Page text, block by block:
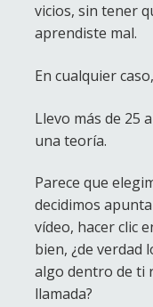
vicios, sin tener
aprendiste mal.
En cualquier
Llevo más de 25
una teoría.
Parece que
decidimos
vídeo, hacer clic
bien, ¿de verdad
algo dentro de ti
llamada?